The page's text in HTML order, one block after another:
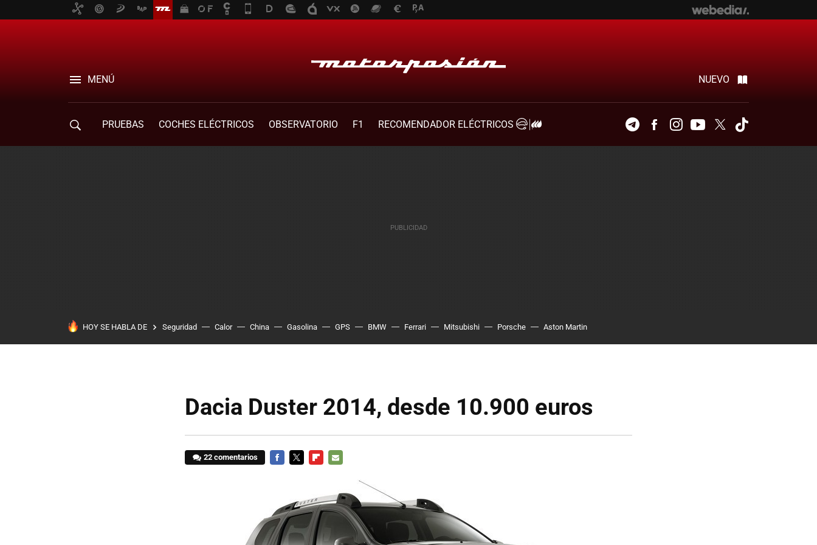
MENÚ NUEVO
PRUEBAS COCHES ELÉCTRICOS OBSERVATORIO F1
RECOMENDADOR ELÉCTRICOS
TelegramFacebookInstagramYoutubeTwitter
HOY SE HABLA DE Seguridad Calor China Gasolina GPS BMW Ferrari Mitsubishi Porsche Aston Martin
Dacia Duster 2014, desde 10.900 euros
22 comentarios